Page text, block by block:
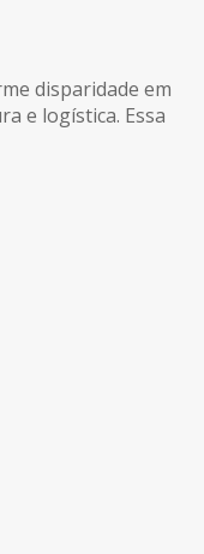
disparidade em
e logística. Essa